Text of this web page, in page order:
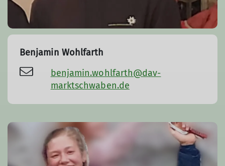
Benjamin Wohlfarth
benjamin.wohlfarth@dav-
marktschwaben.de